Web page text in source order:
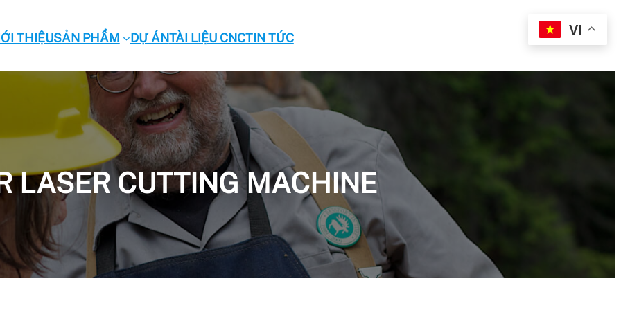
THIỆUSẢN PHẨM DỰ ÁNTÀI LIỆU CNCTIN TỨC
LASER CUTTING MACHINE
VI